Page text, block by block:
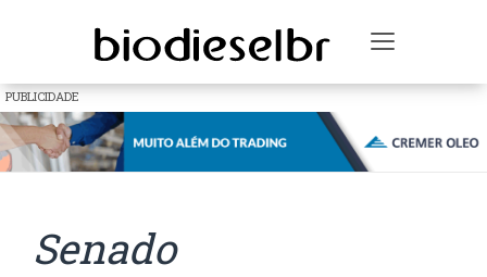
Toggle
PUBLICIDADE
Senado